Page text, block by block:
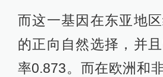
而这一基因在东亚地
的正向自然选择，并
率0.873。而在欧洲和